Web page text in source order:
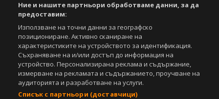
Ние и нашите партньори обработваме данни, за да
предоставим:
Използване на точни данни за географско
позициониране. Активно сканиране на
характеристиките на устройството за идентификация.
Съхраняване на и/или достъп до информация на
устройство. Персонализирана реклама и съдържание,
измерване на рекламата и съдържанието, проучване на
аудиторията и разработване на услуги.
Списък с партньори (доставчици)